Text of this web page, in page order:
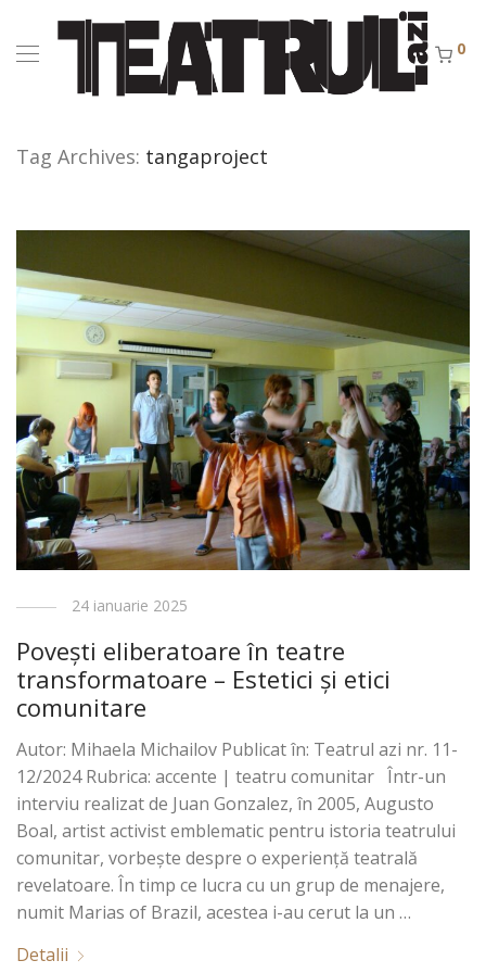
0
Tag Archives: tangaproject
24 ianuarie 2025
Povești eliberatoare în teatre
transformatoare – Estetici și etici
comunitare
Autor: Mihaela Michailov Publicat în: Teatrul azi nr. 11-
12/2024 Rubrica: accente | teatru comunitar Într-un
interviu realizat de Juan Gonzalez, în 2005, Augusto
Boal, artist activist emblematic pentru istoria teatrului
comunitar, vorbește despre o experiență teatrală
revelatoare. În timp ce lucra cu un grup de menajere,
numit Marias of Brazil, acestea i-au cerut la un …
Detalii